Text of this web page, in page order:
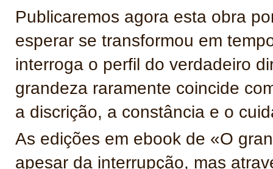
Publicaremos agora esta obra
esperar se transformou em
interroga o perfil do verdadeiro
grandeza raramente coincide
a discrição, a constância e o
As edições em ebook de «O
apesar da interrupção, mas